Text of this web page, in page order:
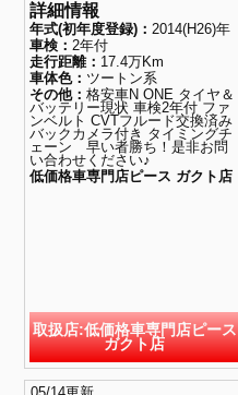
詳細情報
年式(初年度登録)：2014(H26)年
車検：2年付
走行距離： 17.4万Km
車体色： ツートン系
その他：格安車N ONE タイヤ＆
バッテリー現状 車検2年付 ファ
ンベルト CVTフルード交換済み
バックカメラ付き タイミングチ
ェーン 早い者勝ち！是非お問
い合わせください♪
低価格車専門店ピース ガクト店
取扱店:低価格車専門店ピース
ガクト店